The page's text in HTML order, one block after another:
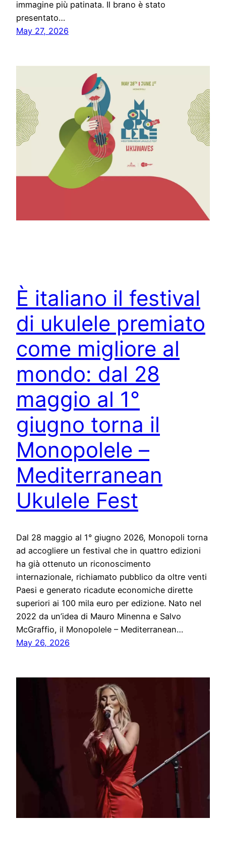
immagine più patinata. Il brano è stato
presentato…
May 27, 2026
È italiano il festival
di ukulele premiato
come migliore al
mondo: dal 28
maggio al 1°
giugno torna il
Monopolele –
Mediterranean
Ukulele Fest
Dal 28 maggio al 1° giugno 2026, Monopoli torna
ad accogliere un festival che in quattro edizioni
ha già ottenuto un riconoscimento
internazionale, richiamato pubblico da oltre venti
Paesi e generato ricadute economiche dirette
superiori ai 100 mila euro per edizione. Nato nel
2022 da un’idea di Mauro Minenna e Salvo
McGraffio, il Monopolele – Mediterranean…
May 26, 2026